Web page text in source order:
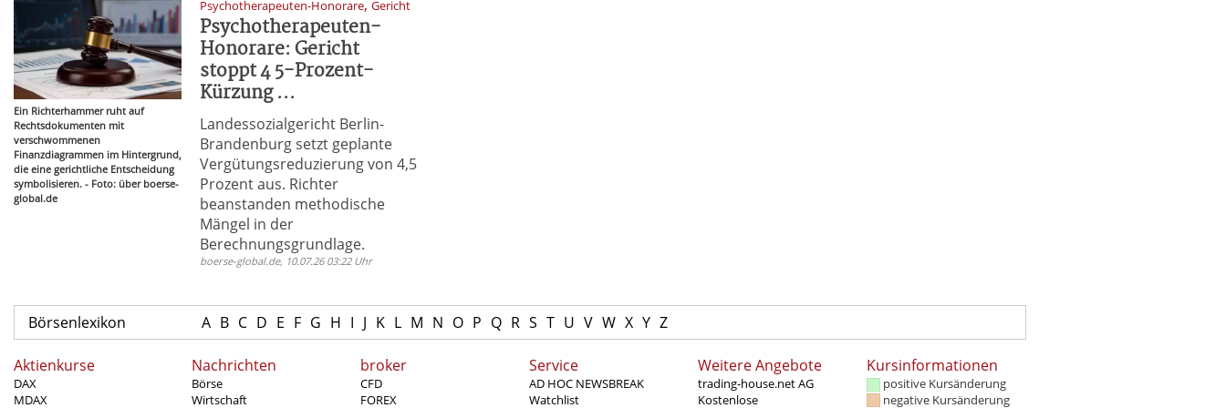
Ein Richterhammer ruht auf
Rechtsdokumenten mit
verschwommenen
Finanzdiagrammen im Hintergrund,
die eine gerichtliche Entscheidung
symbolisieren. - Foto: über boerse-
global.de
Psychotherapeuten-Honorare,Gericht
Psychotherapeuten-
Honorare: Gericht
stoppt 4 5-Prozent-
Kürzung ...
Landessozialgericht Berlin-
Brandenburg setzt geplante
Vergütungsreduzierung von 4,5
Prozent aus. Richter
beanstanden methodische
Mängel in der
Berechnungsgrundlage.
boerse-global.de, 10.07.26 03:22 Uhr
Börsenlexikon A B C D E F G H I J K L M N O P Q R S T U V W X Y Z
Aktienkurse
DAX
MDAX
Nachrichten
Börse
Wirtschaft
broker
CFD
FOREX
Service
AD HOC NEWSBREAK
Watchlist
Weitere Angebote
trading-house.net AG
Kostenlose
Kursinformationen
positive Kursänderung
negative Kursänderung